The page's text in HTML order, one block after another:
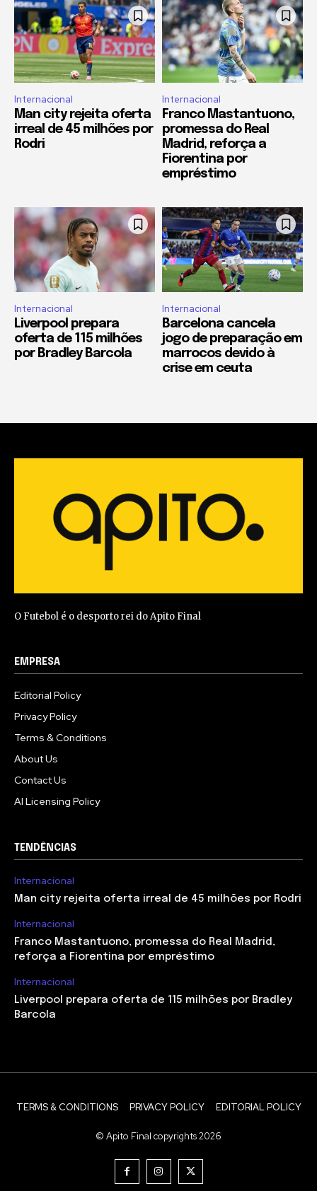
Internacional
Man city rejeita oferta
irreal de 45 milhões por
Rodri
Internacional
Franco Mastantuono,
promessa do Real
Madrid, reforça a
Fiorentina por
empréstimo
Internacional
Liverpool prepara
oferta de 115 milhões
por Bradley Barcola
Internacional
Barcelona cancela
jogo de preparação em
marrocos devido à
crise em ceuta
O Futebol é o desporto rei do Apito Final
EMPRESA
Editorial Policy
Privacy Policy
Terms & Conditions
About Us
Contact Us
AI Licensing Policy
TENDÊNCIAS
Internacional
Man city rejeita oferta irreal de 45 milhões por Rodri
Internacional
Franco Mastantuono, promessa do Real Madrid,
reforça a Fiorentina por empréstimo
Internacional
Liverpool prepara oferta de 115 milhões por Bradley
Barcola
TERMS & CONDITIONS PRIVACY POLICY EDITORIAL POLICY
© Apito Final copyrights 2026